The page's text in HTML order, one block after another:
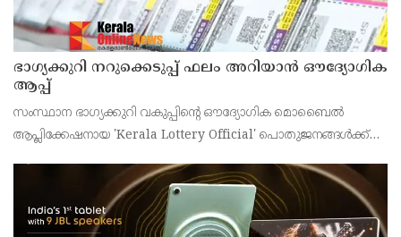
ഭാഗ്യക്കുറി നറുക്കെടുപ്പ് ഫലം അറിയാൻ ഔദ്യോഗിക
ആപ്പ്
സംസ്ഥാന ഭാഗ്യക്കുറി വകുപ്പിന്റെ ഔദ്യോഗിക മൊബൈൽ
ആപ്ലിക്കേഷനായ 'Kerala Lottery Official' പൊതുജനങ്ങൾക്ക്
അഞ്ജു കെ എസ് അറിയിച്ചു.